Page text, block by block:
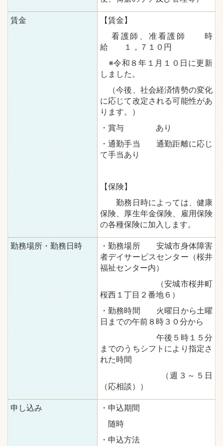
賃金
【賃金】
看護師、准看護師 時
給 １，７１０円
※令和８年１月１０日に更新
しました。
（今後、社会経済情勢の変化
に応じて改定される可能性があ
ります。）
・賞与 あり
・通勤手当 通勤距離に応じ
て手当あり
【保険】
勤務日時によっては、健康
保険、厚生年金保険、雇用保険
の各種保険に加入します。
勤務場所・勤務日時
・勤務場所 安城市身体障害
者デイサービスセンター（桜井
福祉センター内）
（安城市桜井町
桜西１丁目２番地６）
・勤務時間 火曜日から土曜
日までの午前８時３０分から
午後５時１５分
までのうちシフトにより指定さ
れた時間
（週３～５日
（応相談））
申し込み
・申込期間
随時
・申込方法